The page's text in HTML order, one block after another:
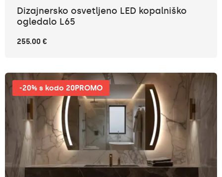
Dizajnersko osvetljeno LED kopalniško
ogledalo L65
255.00 €
-20% s kodo 20PROMO